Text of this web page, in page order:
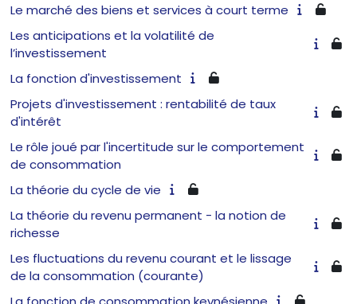
Le marché des biens et services à court terme
Les anticipations et la volatilité de
l’investissement
La fonction d'investissement
Projets d'investissement : rentabilité de taux
d'intérêt
Le rôle joué par l'incertitude sur le comportement
de consommation
La théorie du cycle de vie
La théorie du revenu permanent - la notion de
richesse
Les fluctuations du revenu courant et le lissage
de la consommation (courante)